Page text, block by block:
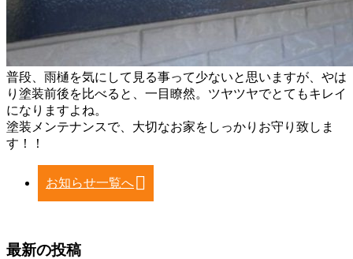
普段、雨樋を気にして見る事って少ないと思いますが、やは
り塗装前後を比べると、一目瞭然。ツヤツヤでとてもキレイ
になりますよね。
塗装メンテナンスで、大切なお家をしっかりお守り致しま
す！！
お知らせ一覧へ
最新の投稿